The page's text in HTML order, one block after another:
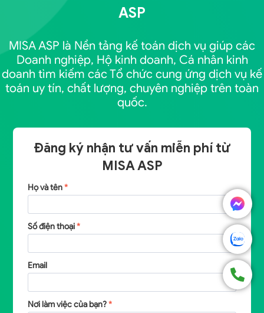
ASP
MISA ASP là Nền tảng kế toán dịch vụ giúp các
Doanh nghiệp, Hộ kinh doanh, Cá nhân kinh
doanh tìm kiếm các Tổ chức cung ứng dịch vụ kế
toán uy tín, chất lượng, chuyên nghiệp trên toàn
quốc.
Đăng ký nhận tư vấn miễn phí từ
MISA ASP
Họ và tên*
Số điện thoại*
Email
Nơi làm việc của bạn?*